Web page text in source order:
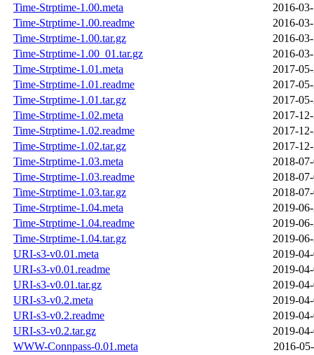
Time-Strptime-1.00.meta
2016-
Time-Strptime-1.00.readme
2016-
Time-Strptime-1.00.tar.gz
2016-
Time-Strptime-1.00_01.tar.gz
2016-
Time-Strptime-1.01.meta
2017-
Time-Strptime-1.01.readme
2017-
Time-Strptime-1.01.tar.gz
2017-
Time-Strptime-1.02.meta
2017-
Time-Strptime-1.02.readme
2017-
Time-Strptime-1.02.tar.gz
2017-
Time-Strptime-1.03.meta
2018-
Time-Strptime-1.03.readme
2018-
Time-Strptime-1.03.tar.gz
2018-
Time-Strptime-1.04.meta
2019-
Time-Strptime-1.04.readme
2019-
Time-Strptime-1.04.tar.gz
2019-
URI-s3-v0.01.meta
2019-
URI-s3-v0.01.readme
2019-
URI-s3-v0.01.tar.gz
2019-
URI-s3-v0.2.meta
2019-
URI-s3-v0.2.readme
2019-
URI-s3-v0.2.tar.gz
2019-
WWW-Connpass-0.01.meta
2016-